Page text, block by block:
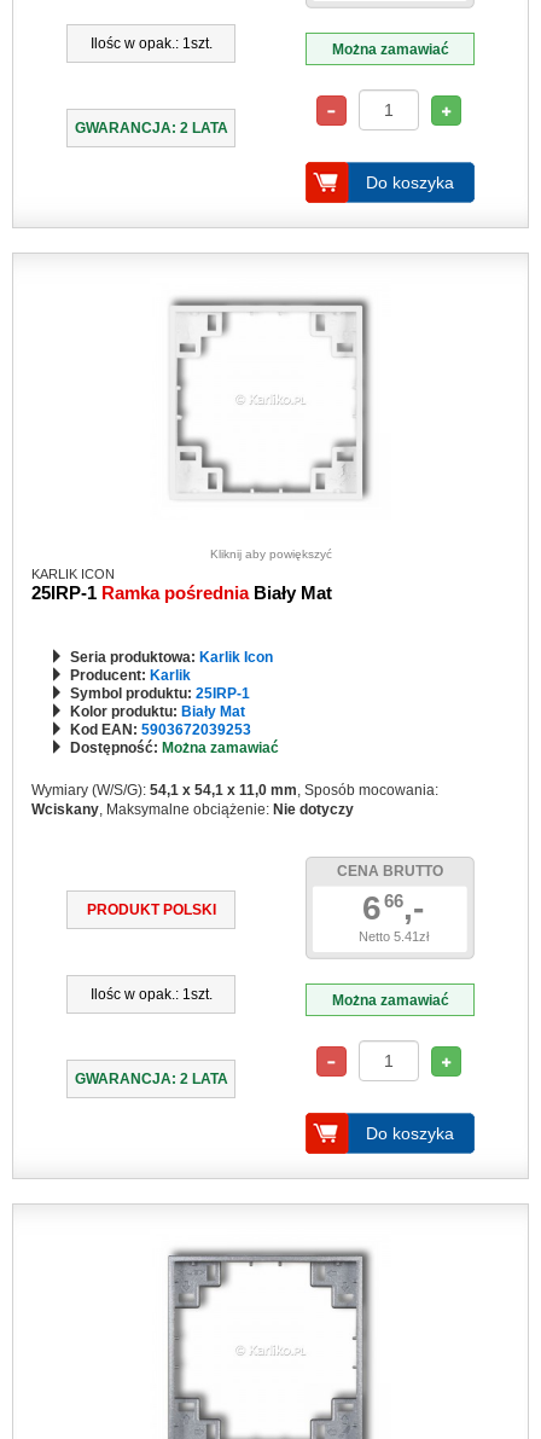
Ilośc w opak.: 1szt.
GWARANCJA: 2 LATA
Można zamawiać
Do koszyka
Kliknij aby powiększyć
KARLIK ICON
25IRP-1 Ramka pośrednia Biały Mat
Seria produktowa: Karlik Icon
Producent: Karlik
Symbol produktu: 25IRP-1
Kolor produktu: Biały Mat
Kod EAN: 5903672039253
Dostępność: Można zamawiać
Wymiary (W/S/G): 54,1 x 54,1 x 11,0 mm, Sposób mocowania:
Wciskany, Maksymalne obciążenie: Nie dotyczy
PRODUKT POLSKI
Ilośc w opak.: 1szt.
GWARANCJA: 2 LATA
CENA BRUTTO
666,-
Netto 5.41zł
Można zamawiać
Do koszyka